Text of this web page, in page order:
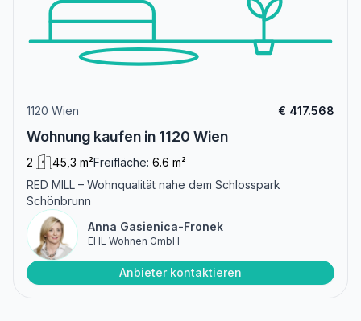
1120 Wien € 417.568
Wohnung kaufen in 1120 Wien
2 45,3 m²Freifläche: 6.6 m²
RED MILL – Wohnqualität nahe dem Schlosspark
Schönbrunn
Anna Gasienica-Fronek
EHL Wohnen GmbH
Anbieter kontaktieren